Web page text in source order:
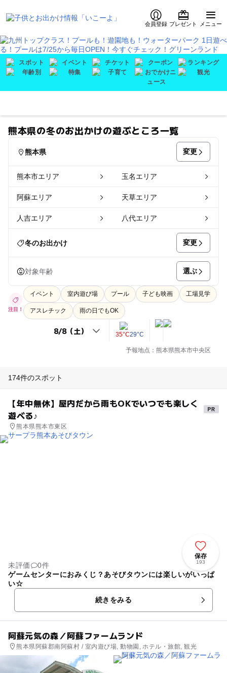
会員登録 プレゼント メニュー
熊本県の冬のお出かけの遊ぶところ一覧
熊本県 変更
熊本市エリア 玉名エリア
阿蘇エリア 天草エリア
人吉エリア 八代エリア
冬のお出かけ 変更
対象年齢 選ぶ
注目！
イベント 室内遊び場 プール 子ども映画 工場見学
アスレチック 雨の日でもOK
35°C29°C
予報地点：熊本県熊本市中央区
174件のスポット
【年中無休】屋内だから雨もOKでいつでも楽しく
遊べる♪
熊本県熊本市東区
保存
193
未評価
0件
ゲームセンターにおみくじ？あそびタウンには楽しいがいっぱ
い☆
続きをみる
阿蘇元気の森／阿蘇ファームランド
熊本県阿蘇郡南阿蘇村 / 室内遊び場, 動物園, ホテル・旅館, 観光